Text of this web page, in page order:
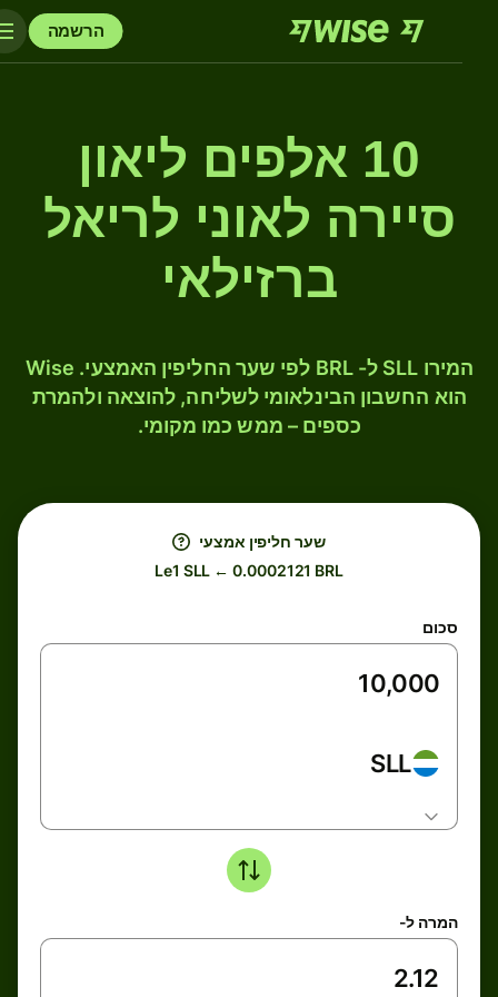
הרשמה
10 אלפים ליאון
סיירה לאוני לריאל
ברזילאי
המירו SLL ל- BRL לפי שער החליפין האמצעי. Wise
הוא החשבון הבינלאומי לשליחה, להוצאה ולהמרת
כספים – ממש כמו מקומי.
שער חליפין אמצעי
Le1 SLL ← 0.0002121 BRL
סכום
SLL
המרה ל-